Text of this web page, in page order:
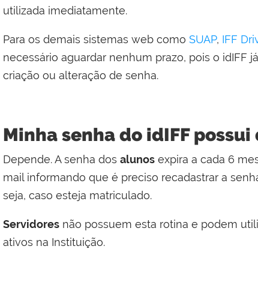
utilizada imediatamente.
Para os demais sistemas web como SUAP, IFF
necessário aguardar nenhum prazo, pois o idIFF
criação ou alteração de senha.
Minha senha do idIFF
Depende. A senha dos alunos expira a cada 6
mail informando que é preciso recadastrar a
seja, caso esteja matriculado.
Servidores não possuem esta rotina e podem
ativos na Instituição.